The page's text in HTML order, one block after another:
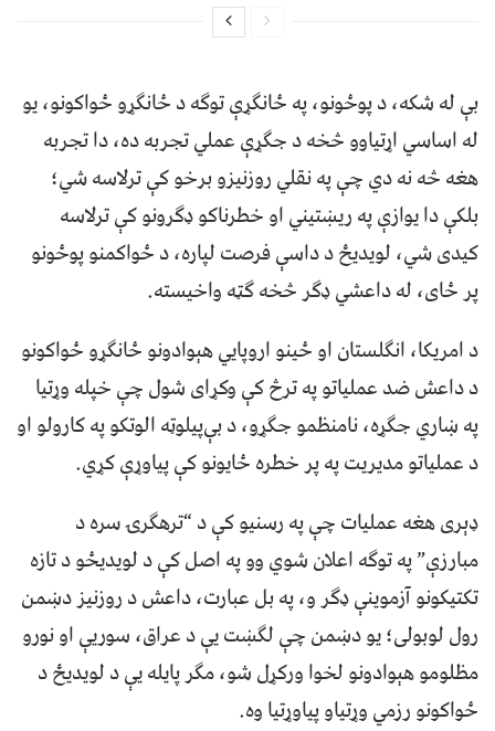
بې له شکه، د پوځونو، په ځانګړې توګه د ځانګړو ځواکونو، یو
له اساسي اړتیاوو څخه د جګړې عملي تجربه ده، دا تجربه
هغه څه نه دي چې په نقلي روزنیزو برخو کې ترلاسه شي؛
بلکې دا یوازې په ریښتیني او خطرناکو ډګرونو کې ترلاسه
کیدی شي، لویدیځ د داسې فرصت لپاره، د ځواکمنو پوځونو
پر ځای، له داعشي ډګر څخه ګټه واخیسته.
د امریکا، انګلستان او ځینو اروپایي هېوادونو ځانګړو ځواکونو
د داعش ضد عملیاتو په ترڅ کې وکړای شول چې خپله وړتیا
په ښاري جګړه، نامنظمو جګړو، د بې‌پیلوټه الوتکو په کارولو او
د عملیاتو مدیریت په پر خطره ځایونو کې پیاوړې کړي.
ډېری هغه عملیات چې په رسنیو کې د “ترهګرۍ سره د
مبارزې” په توګه اعلان شوي وو په اصل کې د لویدیځو د تازه
تکتیکونو آزموينې ډګر و، په بل عبارت، داعش د روزنیز دښمن
رول لوبولی؛ یو دښمن چې لګښت یې د عراق، سوریې او نورو
مظلومو هېوادونو لخوا ورکړل شو، مګر پایله یې د لویدیځ د
ځواکونو رزمي وړتیاو پیاوړتیا وه.